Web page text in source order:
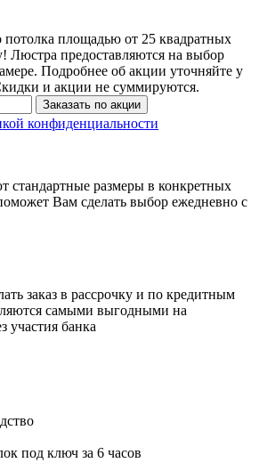
потолка площадью от 25 квадратных
Люстра предоставляются на выбор
Подробнее об акции уточняйте у
и акции не суммируются.
Заказать по акции
конфиденциальности
стандартные размеры в конкретных
Вам сделать выбор ежедневно с
заказ в рассрочку и по кредитным
самыми выгодными на
участия банка
под ключ за 6 часов